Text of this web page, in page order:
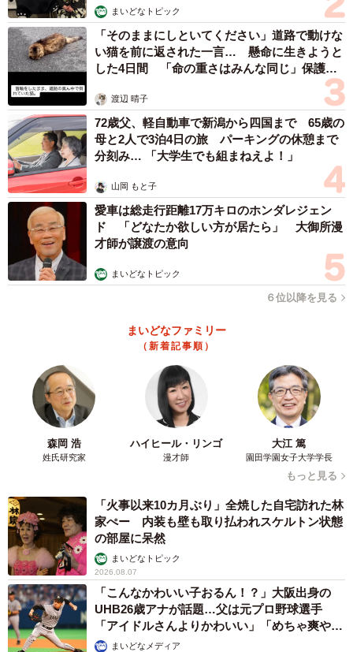
そうです。
2/5
お隣と合わせ鏡のような間取り。1階の玄関も…
（関西在住、40代、主婦）が購入した右の土地と、お隣さ
んが購入した左の土地に分けて建てられた分譲住宅はヨー
ロピアンスタイルが目を惹く外観で、分譲戸建てには珍し
くアプローチにタイルが使われていたり、ポストがアイア
ンのアンティーク調だったりと、外観デザインにこだわっ
ちょうど右と左が鏡合わせのように左右対称に建てられて
いるため、遠目から見るとまるで2軒あわせて1軒のお家の
よう。Cさん一家は外観も気に入ってこの家を購入します。
しかし引っ越ししてしばらく経って、この「左右対称」の
せいで気まずい思いをしていることに気がつきました。
まいどなトピック
「そのままにしといてください」道路で動けな
い猫を前に返された一言… 懸命に生きようと
した4日間 「命の重さはみんな同じ」保護団
渡辺 晴子
72歳父、軽自動車で新潟から四国まで 65歳の
母と2人で3泊4日の旅 パーキングの休憩まで
分刻み… 「大学生でも組まねえよ！」
山岡 もと子
愛車は総走行距離17万キロのホンダレジェン
ド 「どなたか欲しい方が居たら」 大御所漫
才師が譲渡の意向
まいどなトピック
６位以降を見る
まいどなファミリー
（新着記事順）
森岡 浩
姓氏研究家
ハイヒール・リンゴ
漫才師
大江 篤
園田学園女子大学学長
もっと見る
「火事以来10カ月ぶり」全焼した自宅訪れた林
家ぺー 内装も壁も取り払われスケルトン状態
の部屋に呆然
まいどなトピック
2026.08.07
「こんなかわいい子おるん！？」大阪出身の
UHB26歳アナが話題…父は元プロ野球選手
「アイドルさんよりかわいい」「めちゃ爽や
か」まいどなメディア